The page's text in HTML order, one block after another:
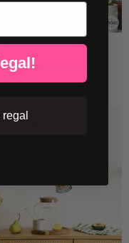
a poc a poc - Vinils